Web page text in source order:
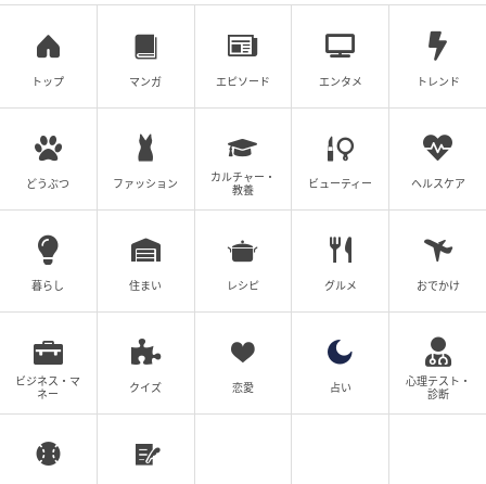
出典：シティリビングWeb
「マルゲリータ」は、文句なしの王道のおいしさ。本
場イタリア産のひとくちサイズのモッツアレラ・ボッ
コンチーニを使用。オリジナルブレンドのトマトソー
スがバジルの風味とともに素材を際立たせます。
トップ マンガ エピソード エンタメ トレンド
どうぶつ ファッション
カルチャー・
教養
ビューティー ヘルスケア
暮らし 住まい レシピ グルメ おでかけ
ビジネス・マ
ネー
クイズ 恋愛 占い
心理テスト・
診断